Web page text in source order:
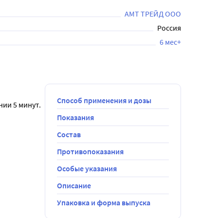
АМТ ТРЕЙД ООО
Россия
6 мес+
5 минут.
Способ применения и дозы
Показания
Состав
Противопоказания
Особые указания
Описание
Упаковка и форма выпуска